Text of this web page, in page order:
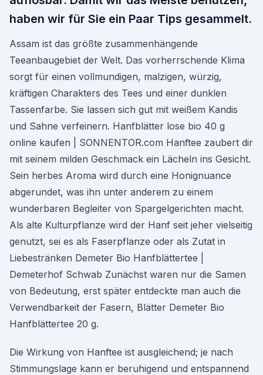
haben wir für Sie ein Paar Tips gesammelt.
Assam ist das größte zusammenhängende
Teeanbaugebiet der Welt. Das vorherrschende Klima
sorgt für einen vollmundigen, malzigen, würzig,
kräftigen Charakters des Tees und einer dunklen
Tassenfarbe. Sie lassen sich gut mit weißem Kandis
und Sahne verfeinern. Hanfblätter lose bio 40 g
online kaufen | SONNENTOR.com Hanftee zaubert dir
mit seinem milden Geschmack ein Lächeln ins Gesicht.
Sein herbes Aroma wird durch eine Honignuance
abgerundet, was ihn unter anderem zu einem
wunderbaren Begleiter von Spargelgerichten macht.
Als alte Kulturpflanze wird der Hanf seit jeher vielseitig
genutzt, sei es als Faserpflanze oder als Zutat in
Liebestränken Demeter Bio Hanfblättertee |
Demeterhof Schwab Zunächst waren nur die Samen
von Bedeutung, erst später entdeckte man auch die
Verwendbarkeit der Fasern, Blätter Demeter Bio
Hanfblättertee 20 g.
Die Wirkung von Hanftee ist ausgleichend; je nach
Stimmungslage kann er beruhigend und entspannend